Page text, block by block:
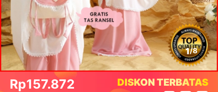
1/8
Rp157.872 DISKON TERBATAS